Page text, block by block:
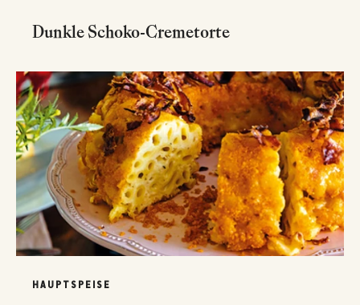
Dunkle Schoko-Cremetorte
HAUPTSPEISE